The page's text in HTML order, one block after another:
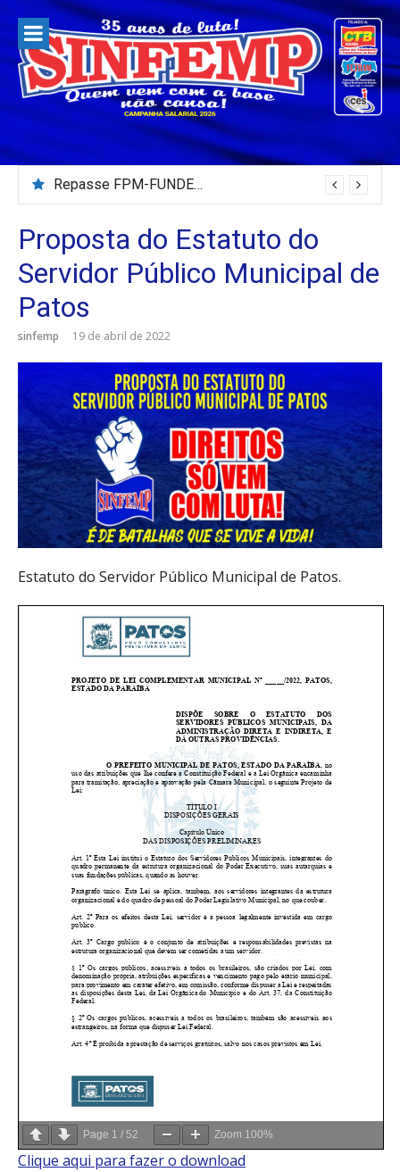
para
conteúdo
Repasse FPM-FUNDEB – Julho/2026
Proposta do Estatuto do
Servidor Público Municipal de
Patos
sinfemp 19 de abril de 2022
Estatuto do Servidor Público Municipal de Patos.
Page 1 / 52 Zoom 100%
Clique aqui para fazer o download